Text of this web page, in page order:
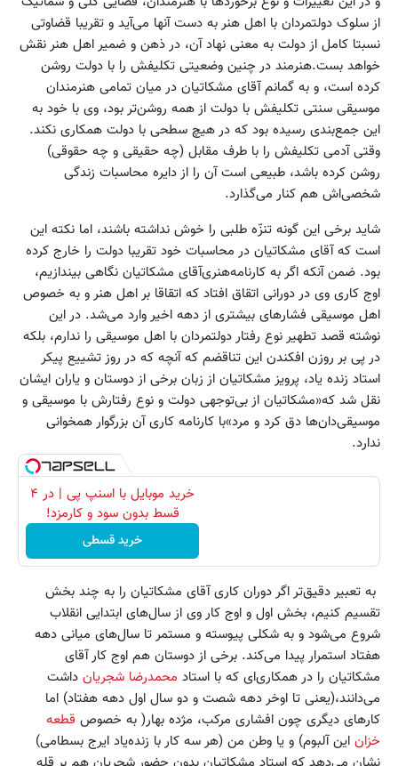
از سلوک دولتمردان با اهل هنر به دست آنها می‌آید و تقریبا قضاوتی
نسبتا کامل از دولت به معنی نهاد آن، در ذهن و ضمیر اهل هنر نقش
خواهد بست.هنرمند در چنین وضعیتی تکلیفش را با دولت روشن
کرده است، و به گمانم آقای مشکاتیان در میان تمامی هنرمندان
موسیقی سنتی تکلیفش با دولت از همه روشن‌تر بود، وی با خود به
این جمع‌بندی رسیده بود که در هیچ سطحی با دولت همکاری نکند.
وقتی آدمی تکلیفش را با طرف مقابل (چه حقیقی و چه حقوقی)
روشن کرده باشد، طبیعی است آن را از دایره محاسبات زندگی
شخصی‌اش هم کنار می‌گذارد.
شاید برخی این گونه تنزّه طلبی را خوش نداشته باشند، اما نکته‌‌ این
است که آقای مشکاتیان در محاسبات خود تقریبا دولت را خارج کرده
بود. ضمن آنکه اگر به کارنامه‌هنری‌آقای مشکاتیان نگاهی بیندازیم،
اوج کاری وی در دورانی اتقاق افتاد که اتقاقا بر اهل هنر و به خصوص
اهل موسیقی فشارهای بیشتری از دهه اخیر وارد می‌شد. در این
نوشته قصد تطهیر نوع رفتار دولتمردان با اهل موسیقی را ندارم، بلکه
در پی بر روزن افکندن این تناقضم که آنچه که در روز تشییع پیکر
استاد زنده یاد، پرویز مشکاتیان از زبان برخی از دوستان و یاران ایشان
نقل شد که«مشکاتیان از بی‌توجهی دولت و نوع رفتارش با موسیقی و
موسیقی‌دان‌ها دق کرد و مرد»با کارنامه کاری آن بزرگوار همخوانی
ندارد.
خرید موبایل با اسنپ پی | در ۴
قسط بدون سود و کارمزد!
خرید قسطی
به تعبیر دقیق‌تر اگر دوران کاری آقای مشکاتیان را به چند بخش
تقسیم کنیم، بخش اول و اوج کار وی از سال‌های ابتدایی انقلاب
شروع می‌شود و به شکلی پیوسته و مستمر تا سال‌های میانی دهه
هفتاد استمرار پیدا می‌کند. برخی از دوستان هم اوج کار آقای
مشکاتیان را در همکاری‌ای که با استاد محمدرضا شجریان داشت
می‌دانند،(یعنی تا اوخر دهه شصت و دو سال اول دهه هفتاد) اما
کارهای دیگری چون افشاری مرکب، مژده بهار( به خصوص قطعه
خزان این آلبوم) و یا وطن من (هر سه کار با زنده‌یاد ایرج بسطامی)